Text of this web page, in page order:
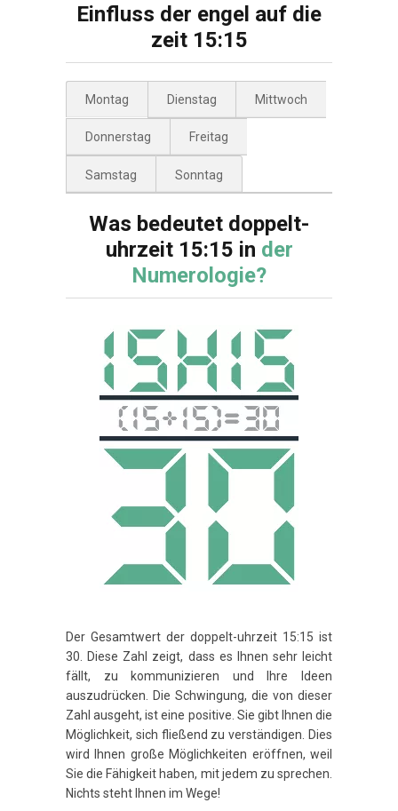
Einfluss der engel auf die
zeit 15:15
Montag Dienstag Mittwoch
Donnerstag Freitag
Samstag Sonntag
Was bedeutet doppelt-
uhrzeit 15:15 in der
Numerologie?
Der Gesamtwert der doppelt-uhrzeit 15:15 ist
30. Diese Zahl zeigt, dass es Ihnen sehr leicht
fällt, zu kommunizieren und Ihre Ideen
auszudrücken. Die Schwingung, die von dieser
Zahl ausgeht, ist eine positive. Sie gibt Ihnen die
Möglichkeit, sich fließend zu verständigen. Dies
wird Ihnen große Möglichkeiten eröffnen, weil
Sie die Fähigkeit haben, mit jedem zu sprechen.
Nichts steht Ihnen im Wege!